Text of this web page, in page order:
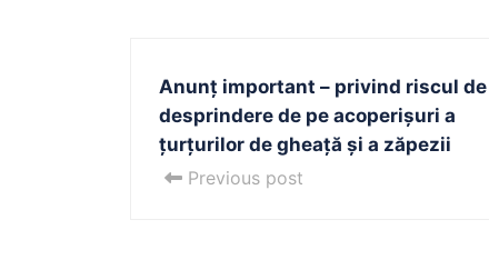
Anunț important – privind riscul de
desprindere de pe acoperişuri a
ţurţurilor de gheaţă şi a zăpezii
Previous post